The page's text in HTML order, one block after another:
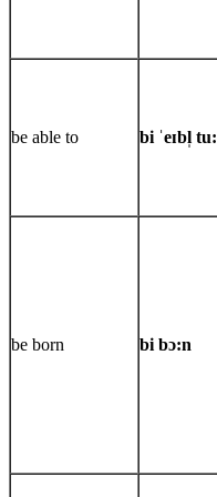
be able to bi ˈeɪbl̩ tu:
be born bi bɔ:n